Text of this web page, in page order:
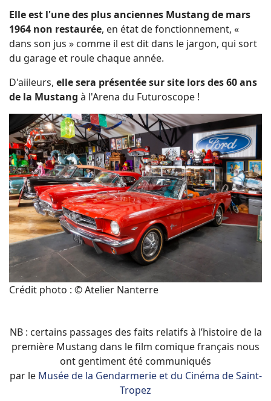
Elle est l'une des plus anciennes Mustang de mars
1964 non restaurée, en état de fonctionnement, «
dans son jus » comme il est dit dans le jargon, qui sort
du garage et roule chaque année.
D'aiileurs, elle sera présentée sur site lors des 60 ans
de la Mustang à l'Arena du Futuroscope !
Crédit photo : © Atelier Nanterre
NB : certains passages des faits relatifs à l’histoire de la
première Mustang dans le film comique français nous
ont gentiment été communiqués
par le Musée de la Gendarmerie et du Cinéma de Saint-
Tropez